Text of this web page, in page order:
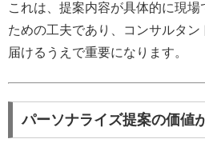
これは、提案内容が具体的に現
ための工夫であり、コンサルタ
届けるうえで重要になります。
パーソナライズ提案の価値